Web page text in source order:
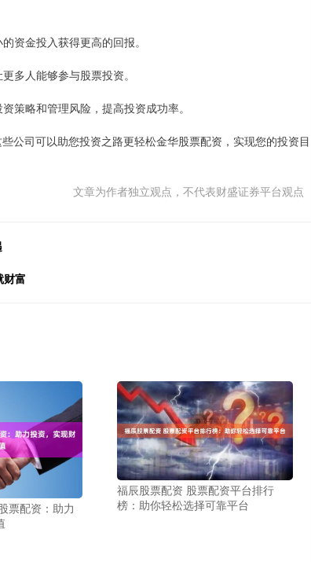
资金投入获得更高的回报。
多人能够参与股票投资。
策略和管理风险，提高投资成功率。
公司可以助您投资之路更轻松金华股票配资，实现您的投资目
文章为作者独立观点，不代表财盛证券平台观点
财富
票配资：助力
福辰股票配资 股票配资平台排行
榜：助你轻松选择可靠平台